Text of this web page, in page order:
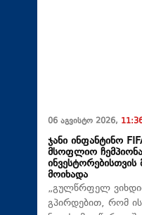
06 აგვისტო 2026,
ჯანი ინფანტინო
მსოფლიო
ინვესტორებისთვის
მოიხადა
„გულწრფელ
გპირდებით, რომ